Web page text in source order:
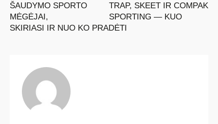
ŠAUDYMO SPORTO
MĖGĖJAI,
TRAP, SKEET IR COMPAK
SPORTING — KUO
SKIRIASI IR NUO KO PRADĖTI